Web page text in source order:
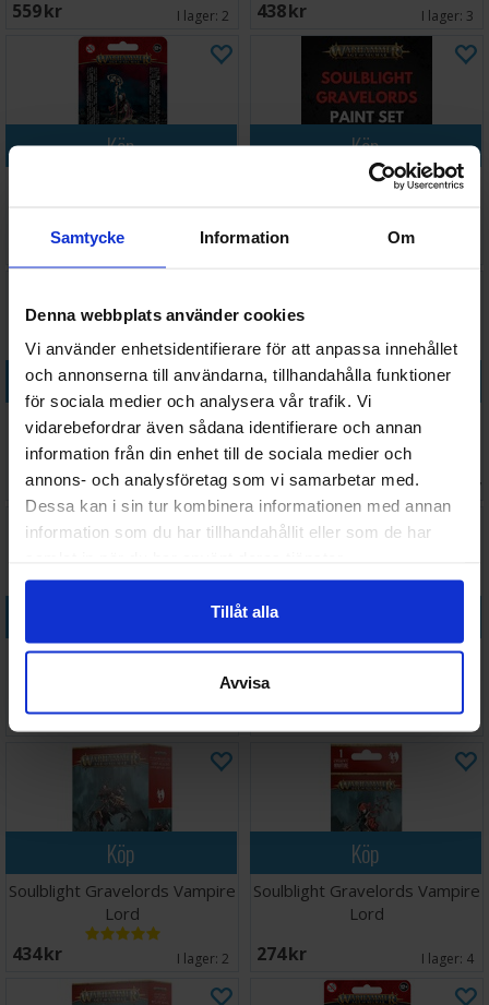
Samtycke Information Om
Denna webbplats använder cookies
Vi använder enhetsidentifierare för att anpassa innehållet
och annonserna till användarna, tillhandahålla funktioner
för sociala medier och analysera vår trafik. Vi
vidarebefordrar även sådana identifierare och annan
information från din enhet till de sociala medier och
annons- och analysföretag som vi samarbetar med.
Dessa kan i sin tur kombinera informationen med annan
information som du har tillhandahållit eller som de har
Tillåt alla
Avvisa
559 SEK I lager: 2 438 SEK I lager: 3
Köp
159 SEK Väntas in:
Köp
Soulblight Gravelords Paint
652 SEK
Köp
Soulblight Gravelords Prince
Vhordrai
1 398 SEK Väntas in:
2026-08-19
Köp
Soulblight Gravelords Radukar
The Beast
464 SEK 2026-08-27
Soulblight Gravelords Radukar
344 SEK
Soulblight Gravelords
464 SEK
Köp
Soulblight Gravelords Vampire
Lord
434 SEK I lager: 2
Köp
Soulblight Gravelords Vampire
Lord
274 SEK I lager: 4